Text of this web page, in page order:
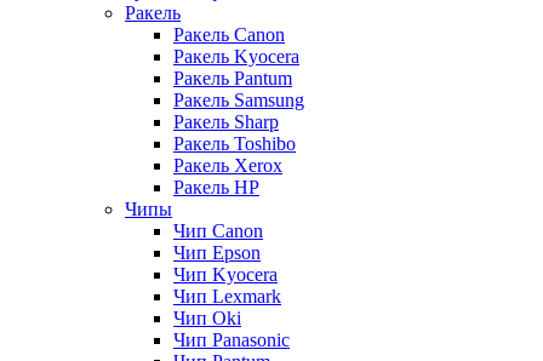
Ракель
Ракель Canon
Ракель Kyocera
Ракель Pantum
Ракель Samsung
Ракель Sharp
Ракель Toshibo
Ракель Xerox
Ракель НР
Чипы
Чип Canon
Чип Epson
Чип Kyocera
Чип Lexmark
Чип Oki
Чип Panasonic